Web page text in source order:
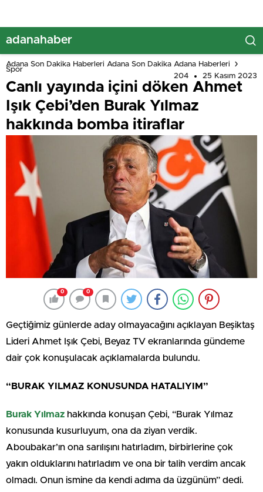
adanahaber
Adana Son Dakika Haberleri Adana Son Dakika Adana Haberleri
Spor
204
25 Kasım 2023
Canlı yayında içini döken Ahmet
Işık Çebi’den Burak Yılmaz
hakkında bomba itiraflar
0 0
Geçtiğimiz günlerde aday olmayacağını açıklayan Beşiktaş
Lideri Ahmet Işık Çebi, Beyaz TV ekranlarında gündeme
dair çok konuşulacak açıklamalarda bulundu.
“BURAK YILMAZ KONUSUNDA HATALIYIM”
Burak Yılmaz hakkında konuşan Çebi, “Burak Yılmaz
konusunda kusurluyum, ona da ziyan verdik.
Aboubakar’ın ona sarılışını hatırladım, birbirlerine çok
yakın olduklarını hatırladım ve ona bir talih verdim ancak
olmadı. Onun ismine da kendi adıma da üzgünüm” dedi.